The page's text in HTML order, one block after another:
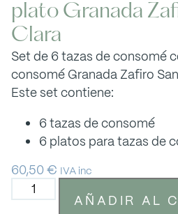
plato Granada
Clara
Set de 6 tazas de consomé
consomé Granada Zafiro
Este set contiene:
6 tazas de consomé
6 platos para tazas de
60,50€ IVA inc
AÑADIR AL